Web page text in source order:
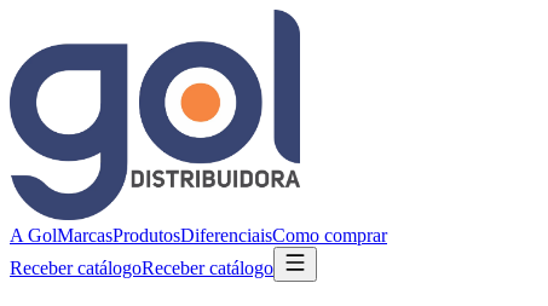
A GolMarcasProdutosDiferenciaisComo comprar
Receber catálogoReceber catálogo